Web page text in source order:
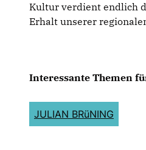
Kultur verdient endlich
Erhalt unserer
Interessante Themen
JULIAN BRüNING